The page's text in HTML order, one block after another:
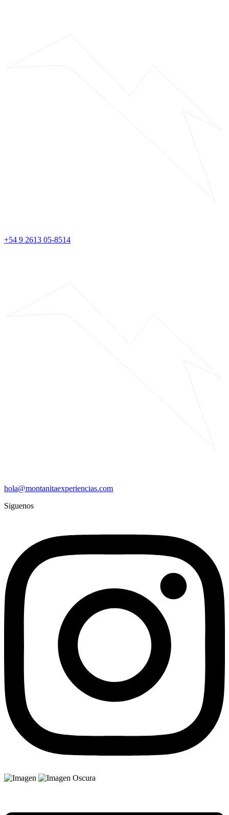
+54 9 2613 05-8514
hola@montanitaexperiencias.com
Siguenos